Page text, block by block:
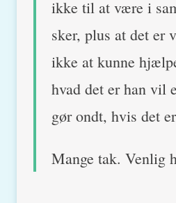
ikke til at være i
sker, plus at det er
ikke at kunne
hvad det er han vil
gør ondt, hvis det
Mange tak. Venlig